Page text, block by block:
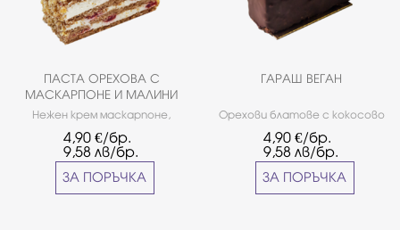
ПАСТА ОРЕХОВА С
МАСКАРПОНЕ И МАЛИНИ
Нежен крем маскарпоне,
малини.
4,90 €/бр.
9,58 лв/бр.
ЗА ПОРЪЧКА
ГАРАШ ВЕГАН
Орехови блатове с кокосово
кокосово мляко и орехи.
4,90 €/бр.
9,58 лв/бр.
ЗА ПОРЪЧКА